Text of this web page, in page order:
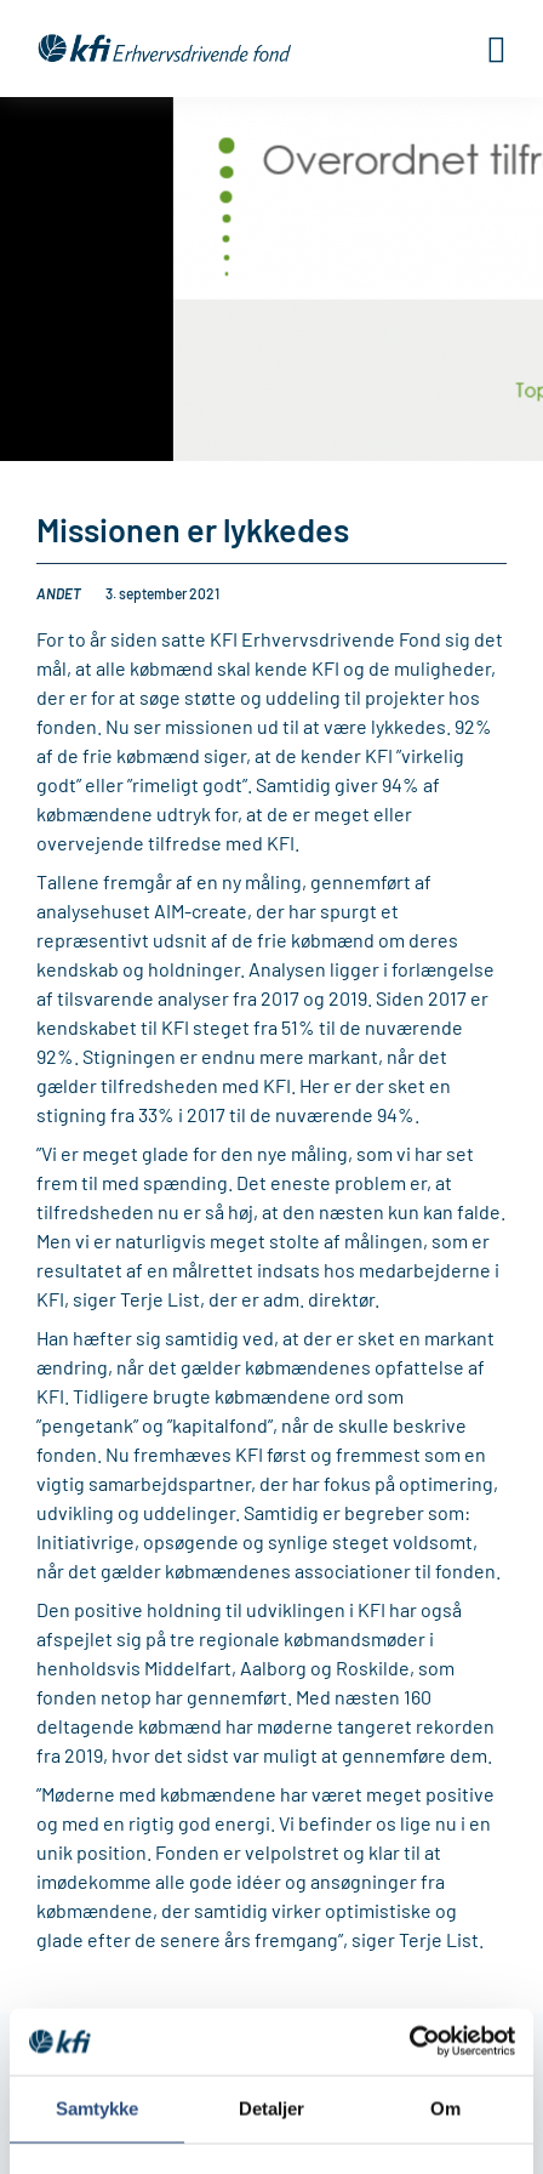
Samtykke Detaljer Om
Missionen er lykkedes
ANDET 3. september 2021
For to år siden satte KFI Erhvervsdrivende Fond sig det
mål, at alle købmænd skal kende KFI og de muligheder,
der er for at søge støtte og uddeling til projekter hos
fonden. Nu ser missionen ud til at være lykkedes. 92%
af de frie købmænd siger, at de kender KFI ”virkelig
godt” eller ”rimeligt godt”. Samtidig giver 94% af
købmændene udtryk for, at de er meget eller
overvejende tilfredse med KFI.
Tallene fremgår af en ny måling, gennemført af
analysehuset AIM-create, der har spurgt et
repræsentivt udsnit af de frie købmænd om deres
kendskab og holdninger. Analysen ligger i forlængelse
af tilsvarende analyser fra 2017 og 2019. Siden 2017 er
kendskabet til KFI steget fra 51% til de nuværende
92%. Stigningen er endnu mere markant, når det
gælder tilfredsheden med KFI. Her er der sket en
stigning fra 33% i 2017 til de nuværende 94%.
”Vi er meget glade for den nye måling, som vi har set
frem til med spænding. Det eneste problem er, at
tilfredsheden nu er så høj, at den næsten kun kan falde.
Men vi er naturligvis meget stolte af målingen, som er
resultatet af en målrettet indsats hos medarbejderne i
KFI, siger Terje List, der er adm. direktør.
Han hæfter sig samtidig ved, at der er sket en markant
ændring, når det gælder købmændenes opfattelse af
KFI. Tidligere brugte købmændene ord som
”pengetank” og ”kapitalfond”, når de skulle beskrive
fonden. Nu fremhæves KFI først og fremmest som en
vigtig samarbejdspartner, der har fokus på optimering,
udvikling og uddelinger. Samtidig er begreber som:
Initiativrige, opsøgende og synlige steget voldsomt,
når det gælder købmændenes associationer til fonden.
Den positive holdning til udviklingen i KFI har også
afspejlet sig på tre regionale købmandsmøder i
henholdsvis Middelfart, Aalborg og Roskilde, som
fonden netop har gennemført. Med næsten 160
deltagende købmænd har møderne tangeret rekorden
fra 2019, hvor det sidst var muligt at gennemføre dem.
”Møderne med købmændene har været meget positive
og med en rigtig god energi. Vi befinder os lige nu i en
unik position. Fonden er velpolstret og klar til at
imødekomme alle gode idéer og ansøgninger fra
købmændene, der samtidig virker optimistiske og
glade efter de senere års fremgang”, siger Terje List.